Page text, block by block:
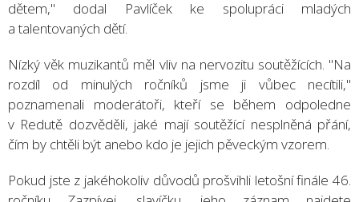
dětem," dodal Pavlíček ke spolupráci mladých
a talentovaných dětí.
Nízký věk muzikantů měl vliv na nervozitu soutěžících. "Na
rozdíl od minulých ročníků jsme ji vůbec necítili,"
poznamenali moderátoři, kteří se během odpoledne
v Redutě dozvěděli, jaké mají soutěžící nesplněná přání,
čím by chtěli být anebo kdo je jejich pěveckým vzorem.
Pokud jste z jakéhokoliv důvodů prošvihli letošní finále 46.